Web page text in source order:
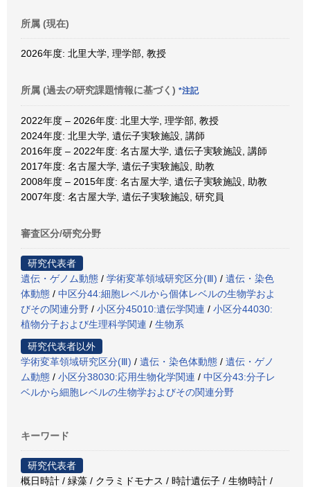
所属 (現在)
2026年度: 北里大学, 理学部, 教授
所属 (過去の研究課題情報に基づく) *注記
2022年度 – 2026年度: 北里大学, 理学部, 教授
2024年度: 北里大学, 遺伝子実験施設, 講師
2016年度 – 2022年度: 名古屋大学, 遺伝子実験施設, 講師
2017年度: 名古屋大学, 遺伝子実験施設, 助教
2008年度 – 2015年度: 名古屋大学, 遺伝子実験施設, 助教
2007年度: 名古屋大学, 遺伝子実験施設, 研究員
審査区分/研究分野
研究代表者
遺伝・ゲノム動態 / 学術変革領域研究区分(Ⅲ) / 遺伝・染色
体動態 / 中区分44:細胞レベルから個体レベルの生物学およ
びその関連分野 / 小区分45010:遺伝学関連 / 小区分44030:
植物分子および生理科学関連 / 生物系
研究代表者以外
学術変革領域研究区分(Ⅲ) / 遺伝・染色体動態 / 遺伝・ゲノ
ム動態 / 小区分38030:応用生物化学関連 / 中区分43:分子レ
ベルから細胞レベルの生物学およびその関連分野
キーワード
研究代表者
概日時計 / 緑藻 / クラミドモナス / 時計遺伝子 / 生物時計 /